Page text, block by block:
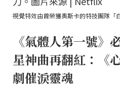
視覺特效由曾榮獲奧斯卡的特技團隊「
《氣體人第一號》
星神曲再翻紅：《
劇催淚靈魂